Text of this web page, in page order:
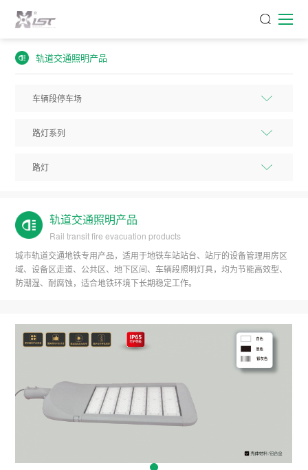
轨道交通照明产品
轨道交通照明产品
Rail transit fire evacuation products
城市轨道交通地铁专用产品，适用于地铁车站站台、站厅的设备管理用房区
域、设备区走道、公共区、地下区间、车辆段照明灯具，均为节能高效型、
防潮湿、耐腐蚀，适合地铁环境下长期稳定工作。